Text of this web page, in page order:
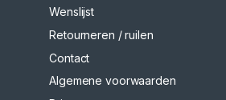
Wenslijst
Retourneren / ruilen
Contact
Algemene voorwaarden